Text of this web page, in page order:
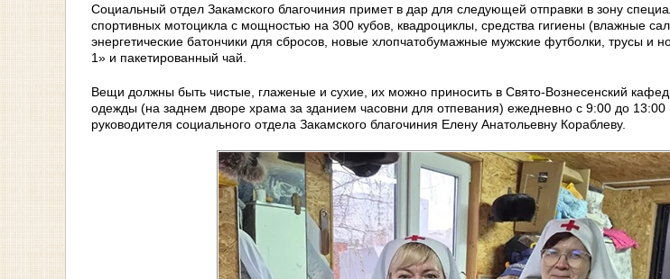
Социальный отдел Закамского благочиния примет в дар для следующей отправки в зону
спортивных мотоцикла с мощностью на 300 кубов, квадроциклы, средства гигиены (влажные
энергетические батончики для сбросов, новые хлопчатобумажные мужские футболки, трусы и
1» и пакетированный чай.
Вещи должны быть чистые, глаженые и сухие, их можно приносить в Свято-Вознесенский
одежды (на заднем дворе храма за зданием часовни для отпевания) ежедневно с 9:00 до
руководителя социального отдела Закамского благочиния Елену Анатольевну Кораблеву.